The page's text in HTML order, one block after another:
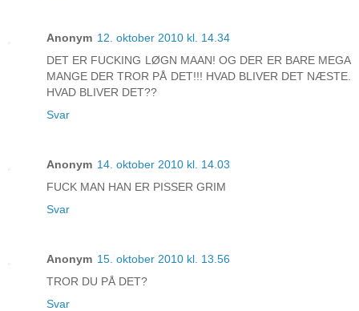
Anonym 12. oktober 2010 kl. 14.34
DET ER FUCKING LØGN MAAN! OG DER ER BARE MEGA
MANGE DER TROR PÅ DET!!! HVAD BLIVER DET NÆSTE.
HVAD BLIVER DET??
Svar
Anonym 14. oktober 2010 kl. 14.03
FUCK MAN HAN ER PISSER GRIM
Svar
Anonym 15. oktober 2010 kl. 13.56
TROR DU PÅ DET?
Svar